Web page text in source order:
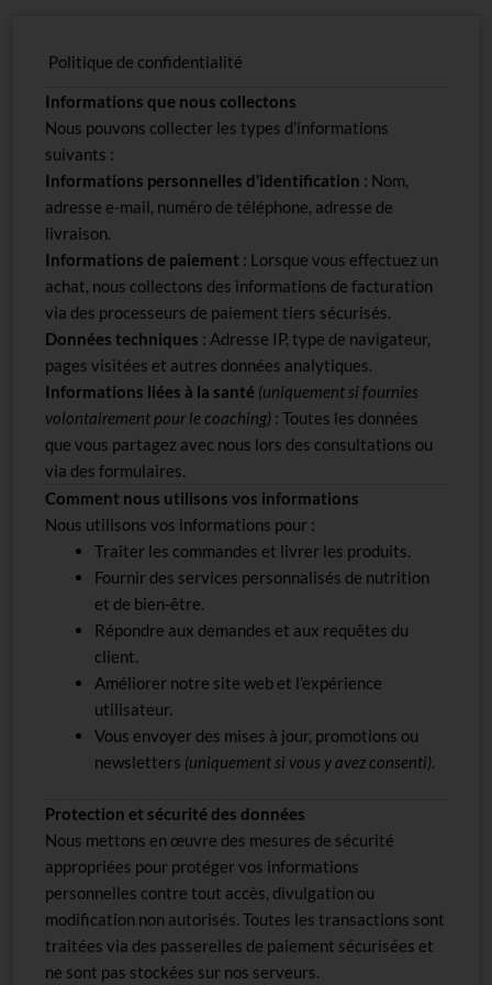
Politique de confidentialité
Informations que nous collectons
Nous pouvons collecter les types d’informations
suivants :
Informations personnelles d’identification : Nom,
adresse e-mail, numéro de téléphone, adresse de
livraison.
Informations de paiement : Lorsque vous effectuez un
achat, nous collectons des informations de facturation
via des processeurs de paiement tiers sécurisés.
Données techniques : Adresse IP, type de navigateur,
pages visitées et autres données analytiques.
Informations liées à la santé (uniquement si fournies
volontairement pour le coaching) : Toutes les données
que vous partagez avec nous lors des consultations ou
via des formulaires.
Comment nous utilisons vos informations
Nous utilisons vos informations pour :
Traiter les commandes et livrer les produits.
Fournir des services personnalisés de nutrition
et de bien-être.
Répondre aux demandes et aux requêtes du
client.
Améliorer notre site web et l’expérience
utilisateur.
Vous envoyer des mises à jour, promotions ou
newsletters (uniquement si vous y avez consenti).
Protection et sécurité des données
Nous mettons en œuvre des mesures de sécurité
appropriées pour protéger vos informations
personnelles contre tout accès, divulgation ou
modification non autorisés. Toutes les transactions sont
traitées via des passerelles de paiement sécurisées et
ne sont pas stockées sur nos serveurs.